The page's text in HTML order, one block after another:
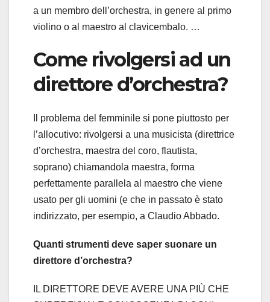
a un membro dell’orchestra, in genere al primo
violino o al maestro al clavicembalo. …
Come rivolgersi ad un
direttore d’orchestra?
Il problema del femminile si pone piuttosto per
l’allocutivo: rivolgersi a una musicista (direttrice
d’orchestra, maestra del coro, flautista,
soprano) chiamandola maestra, forma
perfettamente parallela al maestro che viene
usato per gli uomini (e che in passato è stato
indirizzato, per esempio, a Claudio Abbado.
Quanti strumenti deve saper suonare un
direttore d’orchestra?
IL DIRETTORE DEVE AVERE UNA PIÙ CHE